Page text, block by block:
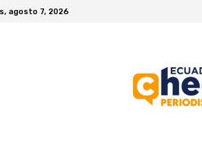
agosto 7, 2026